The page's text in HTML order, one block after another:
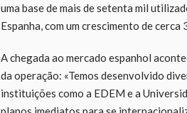
uma base de mais de setenta mil
Espanha, com um crescimento de cerca
A chegada ao mercado espanhol
da operação: «Temos desenvolvido
instituições como a EDEM e a